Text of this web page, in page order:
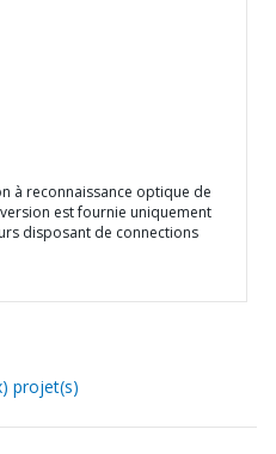
à reconnaissance optique de
est fournie uniquement
disposant de connections
projet(s)